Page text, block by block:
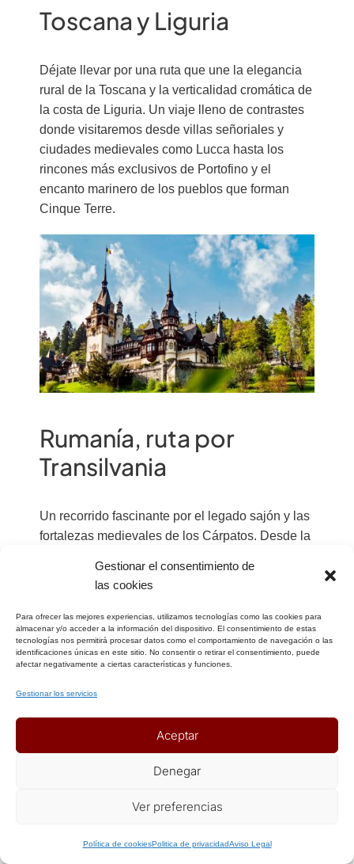
Gestionar el consentimiento de
las cookies
Para ofrecer las mejores experiencias, utilizamos tecnologías como las cookies para
almacenar y/o acceder a la información del dispositivo. El consentimiento de estas
tecnologías nos permitirá procesar datos como el comportamiento de navegación o las
identificaciones únicas en este sitio. No consentir o retirar el consentimiento, puede
afectar negativamente a ciertas características y funciones.
Gestionar los servicios
Aceptar
Denegar
Ver preferencias
Política de cookiesPolitica de privacidadAviso Legal
Toscana y Liguria
Déjate llevar por una ruta que une la elegancia
rural de la Toscana y la verticalidad cromática de
la costa de Liguria. Un viaje lleno de contrastes
donde visitaremos desde villas señoriales y
ciudades medievales como Lucca hasta los
rincones más exclusivos de Portofino y el
encanto marinero de los pueblos que forman
Cinque Terre.
Rumanía, ruta por
Transilvania
Un recorrido fascinante por el legado sajón y las
fortalezas medievales de los Cárpatos. Desde la
transilvana, sus ciudades amuralladas y una
cultura rica en tradiciones que sigue viva en
cada aldea del camino.